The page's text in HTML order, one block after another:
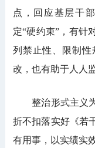
点，回应基层干
定“硬约束”，有针
列禁止性、限制
改，也有助于人人
整治形式主义为
折不扣落实好《若
有用事，以实绩实